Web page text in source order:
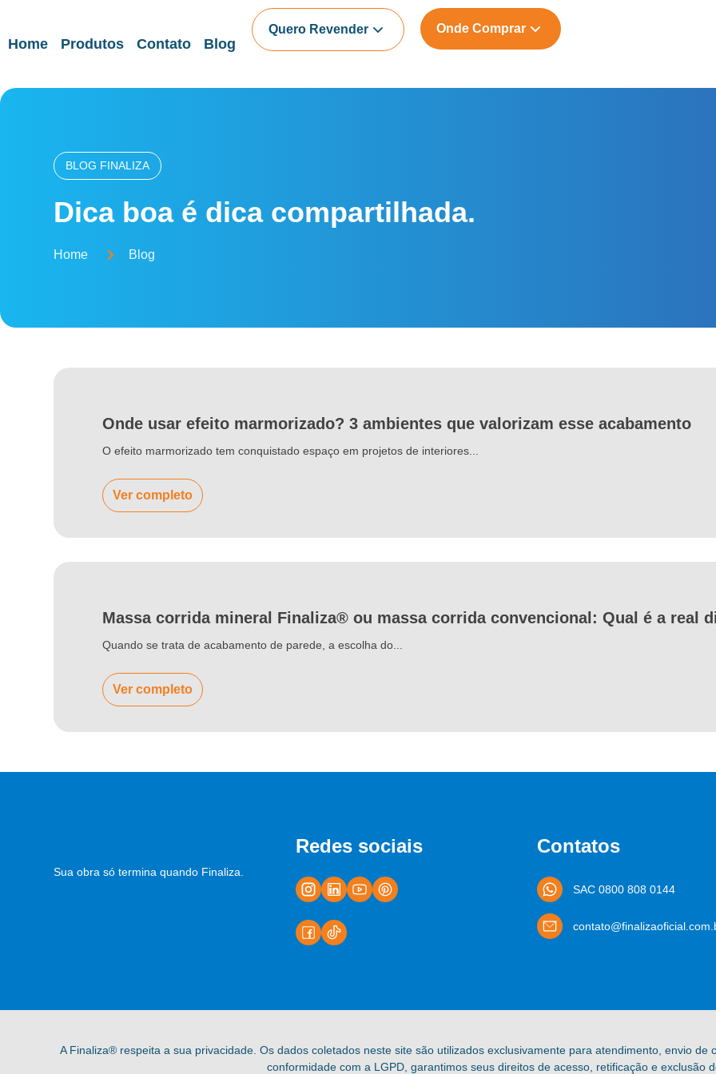
Home Produtos Contato Blog
Quero Revender Onde Comprar
BLOG FINALIZA
Dica boa é dica compartilhada.
Home Blog
Onde usar efeito marmorizado? 3 ambientes que valorizam esse acabamento
O efeito marmorizado tem conquistado espaço em projetos de interiores...
Ver completo
Massa corrida mineral Finaliza® ou massa corrida convencional: Qual é a real
Quando se trata de acabamento de parede, a escolha do...
Ver completo
Sua obra só termina quando Finaliza.
Redes sociais Contatos
SAC 0800 808 0144
A Finaliza® respeita a sua privacidade. Os dados coletados neste site são utilizados exclusivamente para atendimento, envio
conformidade com a LGPD, garantimos seus direitos de acesso, retificação e exclusão